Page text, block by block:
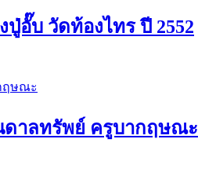
อั๊บ วัดท้องไทร ปี 2552
ดาลทรัพย์ ครูบากฤษณะ